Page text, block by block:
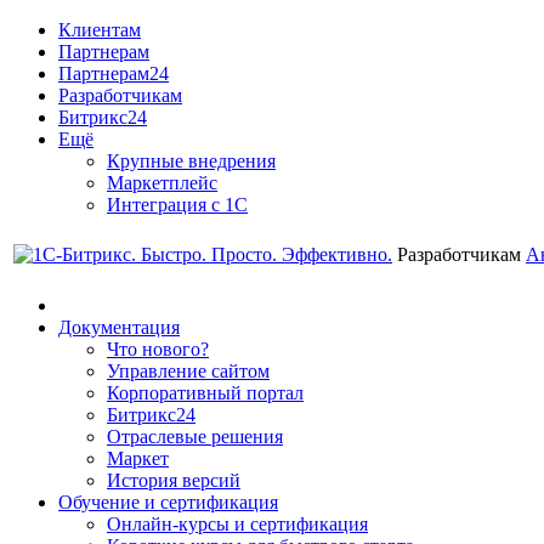
Клиентам
Партнерам
Партнерам24
Разработчикам
Битрикс24
Ещё
Крупные внедрения
Маркетплейс
Интеграция с 1С
Разработчикам
Документация
Что нового?
Управление сайтом
Корпоративный портал
Битрикс24
Отраслевые решения
Маркет
История версий
Обучение и сертификация
Онлайн-курсы и сертификация